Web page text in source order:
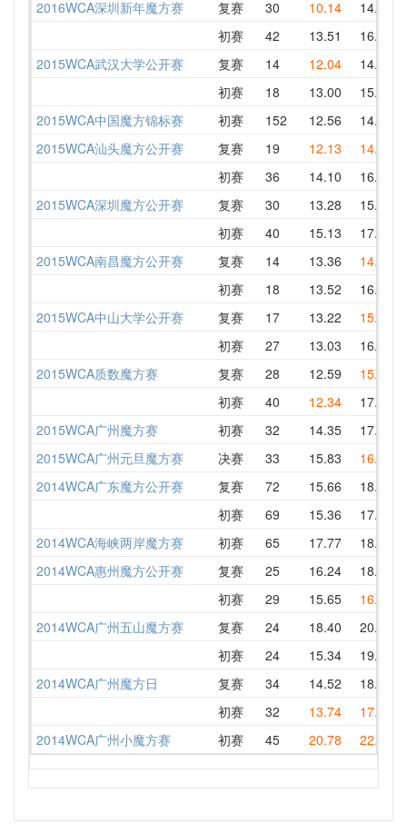
2016WCA深圳新年魔方赛 复赛 30 10.14 14.79
初赛 42 13.51 16.61
2015WCA武汉大学公开赛 复赛 14 12.04 14.30
初赛 18 13.00 15.13
2015WCA中国魔方锦标赛 初赛 152 12.56 14.71
2015WCA汕头魔方公开赛 复赛 19 12.13 14.15
初赛 36 14.10 16.58
2015WCA深圳魔方公开赛 复赛 30 13.28 15.77
初赛 40 15.13 17.37
2015WCA南昌魔方公开赛 复赛 14 13.36 14.74
初赛 18 13.52 16.63
2015WCA中山大学公开赛 复赛 17 13.22 15.01
初赛 27 13.03 16.55
2015WCA质数魔方赛 复赛 28 12.59 15.80
初赛 40 12.34 17.29
2015WCA广州魔方赛 初赛 32 14.35 17.79
2015WCA广州元旦魔方赛 决赛 33 15.83 16.66
2014WCA广东魔方公开赛 复赛 72 15.66 18.74
初赛 69 15.36 17.95
2014WCA海峡两岸魔方赛 初赛 65 17.77 18.51
2014WCA惠州魔方公开赛 复赛 25 16.24 18.31
初赛 29 15.65 16.83
2014WCA广州五山魔方赛 复赛 24 18.40 20.53
初赛 24 15.34 19.28
2014WCA广州魔方日 复赛 34 14.52 18.71
初赛 32 13.74 17.42
2014WCA广州小魔方赛 初赛 45 20.78 22.07